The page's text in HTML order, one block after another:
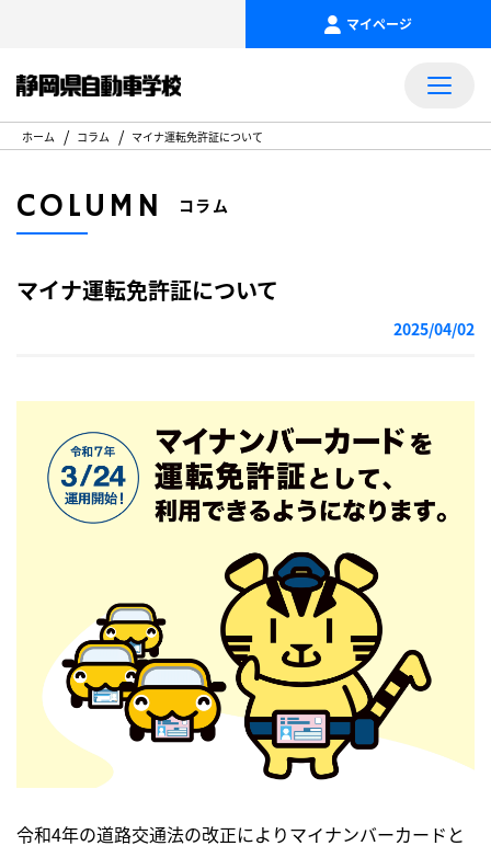
マイページ
ホーム コラム マイナ運転免許証について
COLUMN コラム
マイナ運転免許証について
2025/04/02
令和4年の道路交通法の改正によりマイナンバーカードと